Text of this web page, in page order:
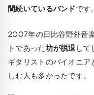
間続いているバンドです。
2007年の日比谷野外音
トであった坊が脱退 して
ギタリストのパイオニ
しむ人も多かったです。